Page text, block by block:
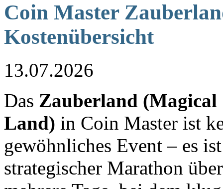
Coin Master
Kostenübersicht
13.07.2026
Das Zauberland (Magical
Land) in Coin Master ist
gewöhnliches Event – es
strategischer Marathon über